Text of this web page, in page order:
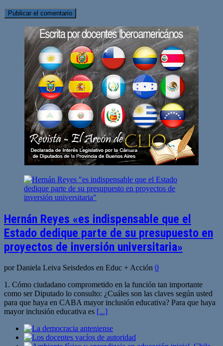
Hernán Reyes «es indispensable que el
Estado dedique parte de su presupuesto en
proyectos de inversión universitaria»
por Daniela Leiva Seisdedos en Educ + Acción 0
1. Cómo ciudadano comprometido en la función tan importante
como ser Diputado lo consulto: ¿Cuáles son las claves según usted
para que haya en CABA mayor inclusión educativa? Para que haya
mayor inclusión educativa es [...]